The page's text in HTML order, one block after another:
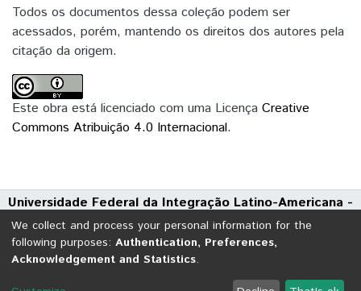
construção, com bases sólidas, do
conhecimento.
Tratando-se do ensino de matemática,
conseguir instrumentar o aluno sobre todas
as bases fazendo-o perceber que estes
forma bastante direta ou seja
indiretamente, vencendo a barreira pré-
estabelecida de que
esta é uma disciplina difícil ou
desnecessária. A inserção de atividades
Todos os documentos dessa coleção podem ser
acessados, porém, mantendo os direitos dos autores pela
citação da origem.
Este obra está licenciado com uma Licença Creative
Commons Atribuição 4.0 Internacional.
Universidade Federal da Integração Latino-Americana -
UNILA
Avenida Tarquínio Joslin dos Santos, 1000 - Polo Universitário
CEP: 85870-650 | Foz do Iguaçu - Paraná
DSpace software
copyright © 2002-2026 LYRASIS
We collect and process your personal information for the
following purposes: Authentication, Preferences,
Acknowledgement and Statistics.